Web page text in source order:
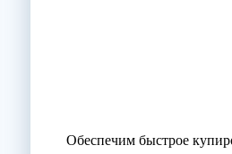
Обеспечим быстрое